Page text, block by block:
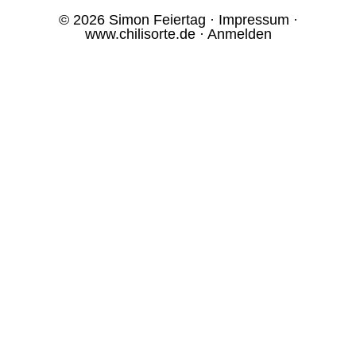
© 2026 Simon Feiertag · Impressum ·
www.chilisorte.de· Anmelden